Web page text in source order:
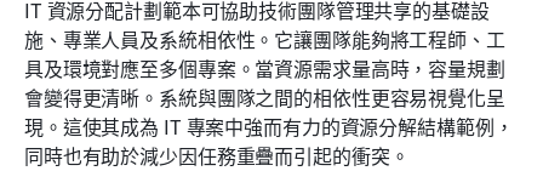
IT 資源分配計劃範本可協助技術團隊管理共享的基礎設
施、專業人員及系統相依性。它讓團隊能夠將工程師、工
具及環境對應至多個專案。當資源需求量高時，容量規劃
會變得更清晰。系統與團隊之間的相依性更容易視覺化呈
現。這使其成為 IT 專案中強而有力的資源分解結構範例，
同時也有助於減少因任務重疊而引起的衝突。